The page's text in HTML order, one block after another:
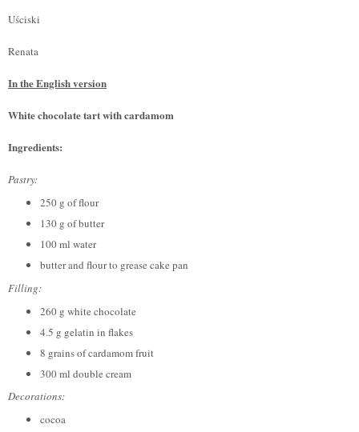
Uściski
Renata
In the English version
White chocolate tart with cardamom
Ingredients:
Pastry:
250 g of flour
130 g of butter
100 ml water
butter and flour to grease cake pan
Filling:
260 g white chocolate
4.5 g gelatin in flakes
8 grains of cardamom fruit
300 ml double cream
Decorations:
cocoa